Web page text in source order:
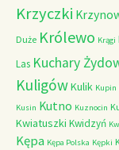
Krzyczki
Duże Królewo Krągi
Las Kuchary
KuligówKulik Kupin
Kusin Kutno Kuznocin
Kwiatuszki Kwidzyń
Kępa Kępa Polska Kępki